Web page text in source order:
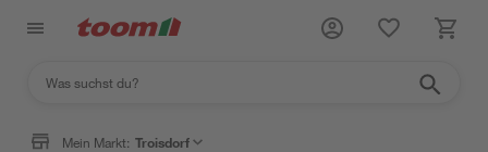
Mein Markt: Troisdorf